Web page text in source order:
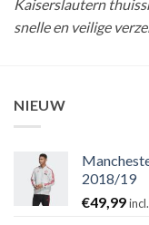
Kaiserslautern
snelle en veilige
NIEUW
2018/19
€49,99